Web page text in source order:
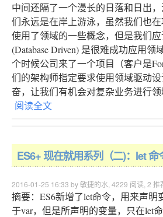
中间还隔了一个漫长的日落和日出
们永远是在岸上游泳，虽然我们也
使用了领域的一些概念，但是我们
(Database Driven) 是很难成功应用
个时候公司来了一个项目（客户是
们的架构师指定要求使用领域驱动
奋，让我们有机会对复杂业务进行领
阅读全文
ES6+ 现在就用系列（二)：let 命
2016-01-25 16:33 by 敏捷的水, 4229 阅读, 2 推
摘要：ES6新增了let命令，用来声明
于var，但是所声明的变量，只在let